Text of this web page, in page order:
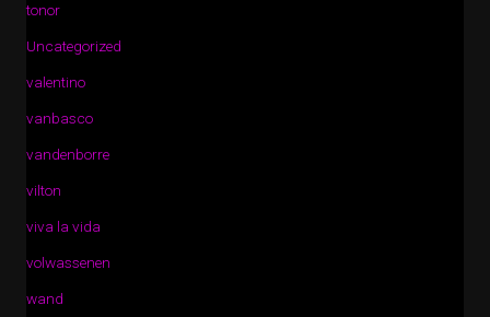
tonor
Uncategorized
valentino
vanbasco
vandenborre
vilton
viva la vida
volwassenen
wand